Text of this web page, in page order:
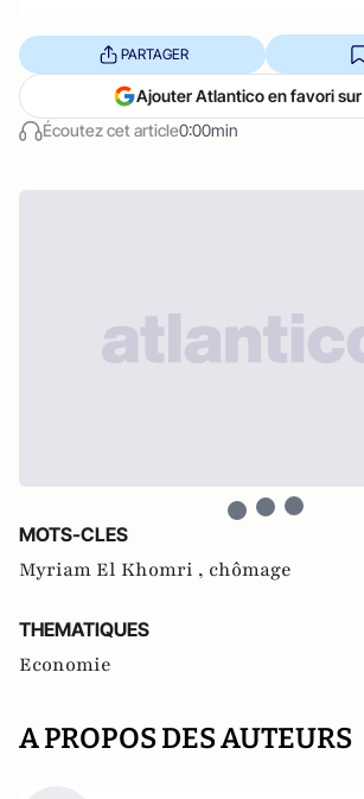
Écoutez cet article0:00min
PARTAGER
Ajouter Atlantico en favori sur
MOTS-CLES
Myriam El Khomri , chômage
THEMATIQUES
Economie
A PROPOS DES AUTEURS